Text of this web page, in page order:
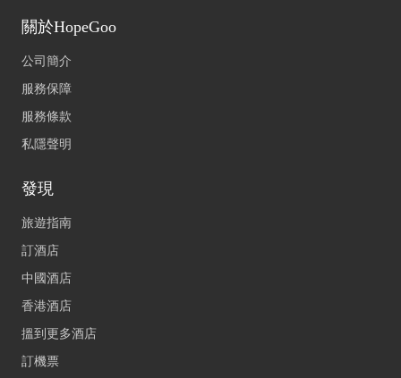
關於HopeGoo
公司簡介
服務保障
服務條款
私隱聲明
發現
旅遊指南
訂酒店
中國酒店
香港酒店
搵到更多酒店
訂機票